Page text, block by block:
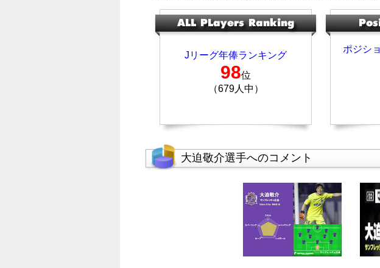
Jリーグ年俸ランキング
98位
（679人中）
ポジシ
大迫敬介選手へのコメント